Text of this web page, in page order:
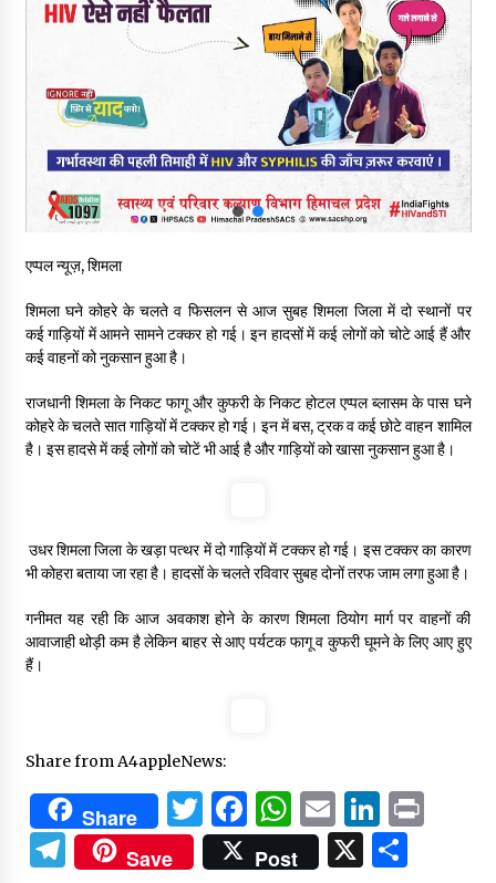
रूपी भावा वन्यजीव अभयारण्य में फिर दिखा जंगलों का ‘खामोश पहरेदार’, दुर्लभ
हिमालयन “सीरो” कैमरे में कैद
06/08/2026
भ्रष्टाचार से अर्जित संपत्ति जब्त कर गरीबों में बांटेगी हिमाचल सरकार -CM
06/08/2026
नितिन गडकरी से मिले विक्रमादित्य सिंह, हिमाचल की सड़क परियोजनाओं को
आपदा के दौरान मीडिया संचार एवं सूचना प्रबंधन पर शिमला में एक दिवसीय
ओरिएंटेशन कार्यशाला आयोजित
06/08/2026
नेता प्रतिपक्ष जयराम के आरोप निराधार, सबूत हैं तो सार्वजनिक करें: नरेश
चौहान
एप्पल न्यूज़, शिमला
शिमला घने कोहरे के चलते व फिसलन से आज सुबह शिमला जिला में दो स्थानों पर
कई गाड़ियों में आमने सामने टक्कर हो गई। इन हादसों में कई लोगों को चोटे आई हैं और
कई वाहनों को नुकसान हुआ है।
राजधानी शिमला के निकट फागू और कुफरी के निकट होटल एप्पल ब्लासम के पास घने
कोहरे के चलते सात गाड़ियों में टक्कर हो गई। इन में बस, ट्रक व कई छोटे वाहन शामिल
है। इस हादसे में कई लोगों को चोटें भी आई है और गाड़ियों को खासा नुकसान हुआ है।
उधर शिमला जिला के खड़ा पत्थर में दो गाड़ियों में टक्कर हो गई। इस टक्कर का कारण
भी कोहरा बताया जा रहा है। हादसों के चलते रविवार सुबह दोनों तरफ जाम लगा हुआ है।
गनीमत यह रही कि आज अवकाश होने के कारण शिमला ठियोग मार्ग पर वाहनों की
आवाजाही थोड़ी कम है लेकिन बाहर से आए पर्यटक फागू व कुफरी घूमने के लिए आए हुए
हैं।
Share from A4appleNews:
Share Twitter
Facebook
WhatsApp
Email
Telegram
Save Post X